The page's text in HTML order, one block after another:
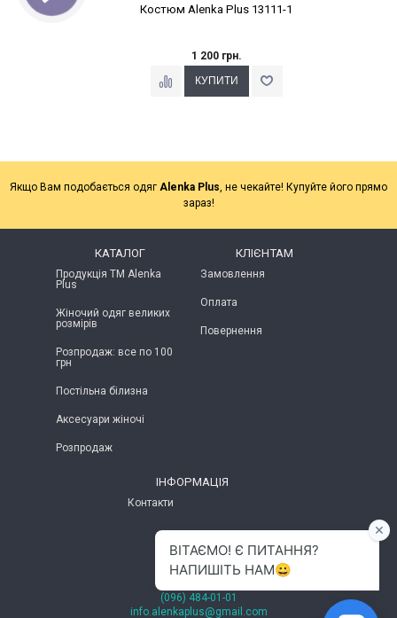
Костюм Alenka Plus 13111-1
1 200 грн.
Якщо Вам подобається одяг Alenka Plus, не чекайте! Купуйте його прямо
зараз!
КАТАЛОГ
Продукція ТМ Alenka
Plus
Жіночий одяг великих
розмірів
Розпродаж: все по 100
грн
Постільна білизна
Аксесуари жіночі
Розпродаж
КЛІЄНТАМ
Замовлення
Оплата
Повернення
ІНФОРМАЦІЯ
Контакти
(096) 484-01-01
info.alenkaplus@gmail.com